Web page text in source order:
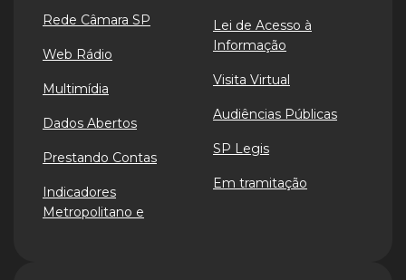
Rede Câmara SP
Web Rádio
Multimídia
Dados Abertos
Prestando Contas
Indicadores
Metropolitano e
Lei de Acesso à
Informação
Visita Virtual
Audiências Públicas
SP Legis
Em tramitação